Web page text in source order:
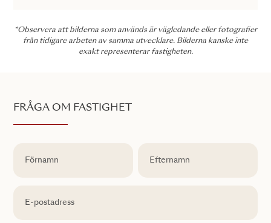
*Observera att bilderna som används är vägledande eller fotografier
från tidigare arbeten av samma utvecklare. Bilderna kanske inte
exakt representerar fastigheten.
FRÅGA OM FASTIGHET